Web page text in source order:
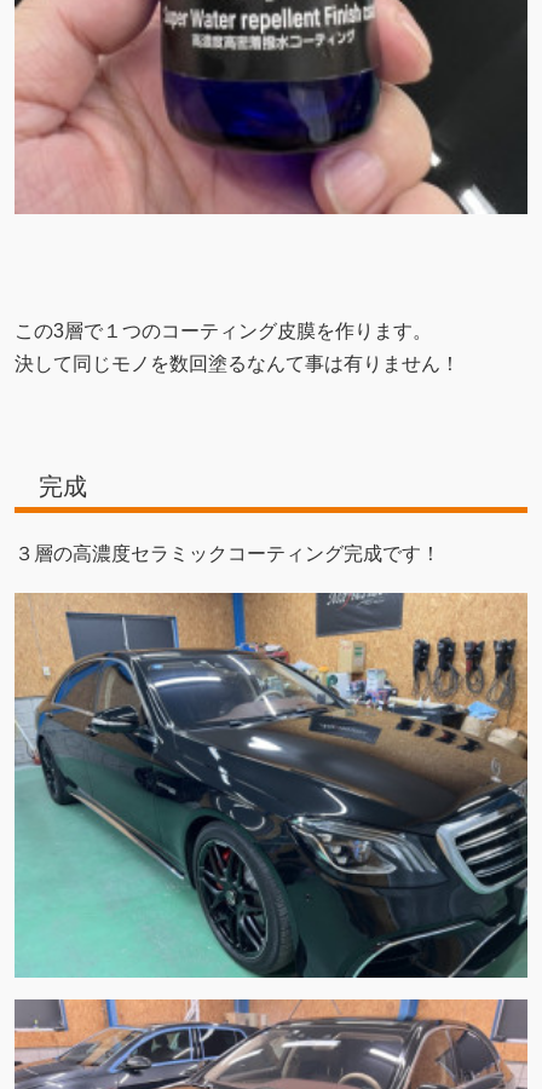
この3層で１つのコーティング皮膜を作ります。
決して同じモノを数回塗るなんて事は有りません！
完成
３層の高濃度セラミックコーティング完成です！